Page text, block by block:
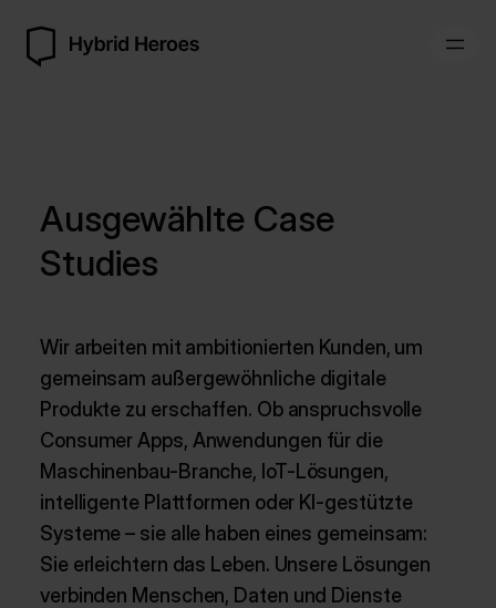
Ausgewählte Case
Studies
Wir arbeiten mit ambitionierten Kunden, um
gemeinsam außergewöhnliche digitale
Produkte zu erschaffen. Ob anspruchsvolle
Consumer Apps, Anwendungen für die
Maschinenbau-Branche, IoT-Lösungen,
intelligente Plattformen oder KI-gestützte
Systeme – sie alle haben eines gemeinsam:
Sie erleichtern das Leben. Unsere Lösungen
verbinden Menschen, Daten und Dienste